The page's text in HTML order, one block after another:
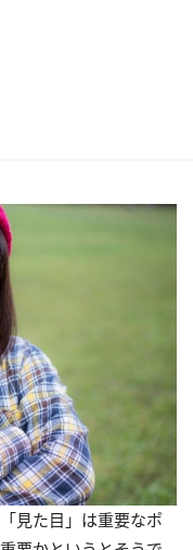
見た目」は重要なポ